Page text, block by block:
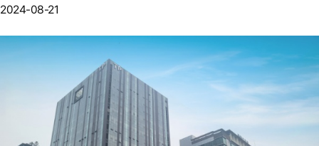
2024-08-21